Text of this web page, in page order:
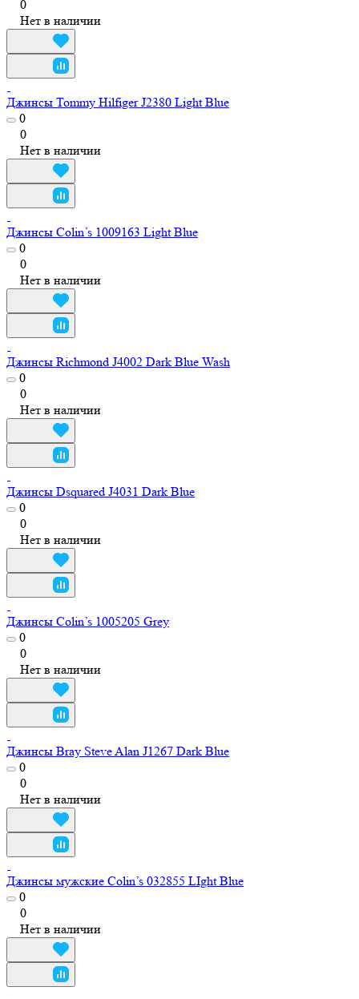
0
Нет в наличии
Джинсы Tommy Hilfiger J2380 Light Blue
0
0
Нет в наличии
Джинсы Colin’s 1009163 Light Blue
0
0
Нет в наличии
Джинсы Richmond J4002 Dark Blue Wash
0
0
Нет в наличии
Джинсы Dsquared J4031 Dark Blue
0
0
Нет в наличии
Джинсы Colin’s 1005205 Grey
0
0
Нет в наличии
Джинсы Bray Steve Alan J1267 Dark Blue
0
0
Нет в наличии
Джинсы мужские Colin’s 032855 LIght Blue
0
0
Нет в наличии